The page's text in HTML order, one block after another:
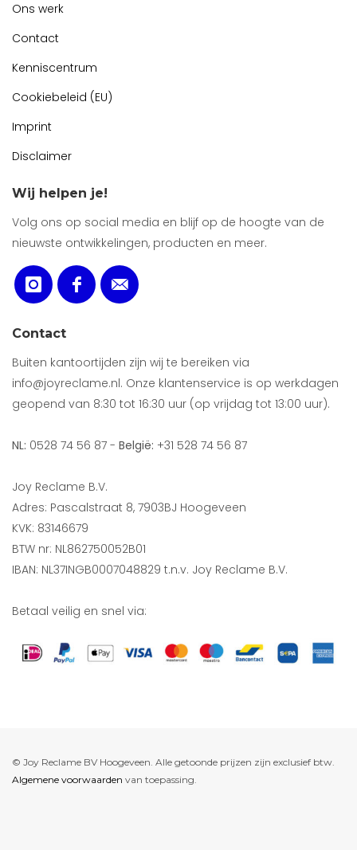
Ons werk
Contact
Kenniscentrum
Cookiebeleid (EU)
Imprint
Disclaimer
Wij helpen je!
Volg ons op social media en blijf op de hoogte van de
nieuwste ontwikkelingen, producten en meer.
Contact
Buiten kantoortijden zijn wij te bereiken via
info@joyreclame.nl. Onze klantenservice is op werkdagen
geopend van 8:30 tot 16:30 uur (op vrijdag tot 13:00 uur).
NL: 0528 74 56 87 - België: +31 528 74 56 87
Joy Reclame B.V.
Adres: Pascalstraat 8, 7903BJ Hoogeveen
KVK: 83146679
BTW nr: NL862750052B01
IBAN: NL37INGB0007048829 t.n.v. Joy Reclame B.V.
Betaal veilig en snel via:
© Joy Reclame BV Hoogeveen. Alle getoonde prijzen zijn exclusief btw.
Algemene voorwaarden van toepassing.